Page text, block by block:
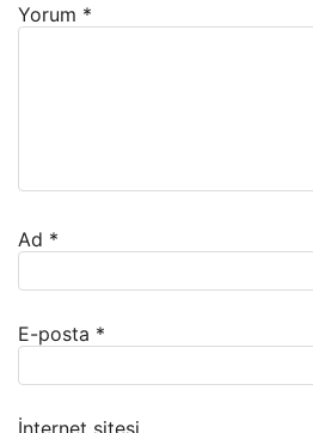
Yorum *
Ad *
E-posta *